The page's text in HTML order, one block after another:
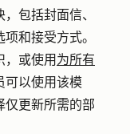
包括封面信、
和接受方式。
，或使用 为所有
可以使用该模
仅更新所需的部